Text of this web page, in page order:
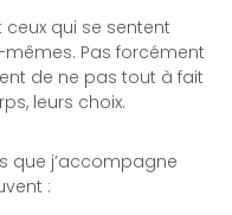
qui se sentent
Pas forcément
de ne pas tout à fait
leurs choix.
que j’accompagne
: